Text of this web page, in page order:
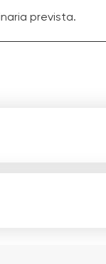
prevista.